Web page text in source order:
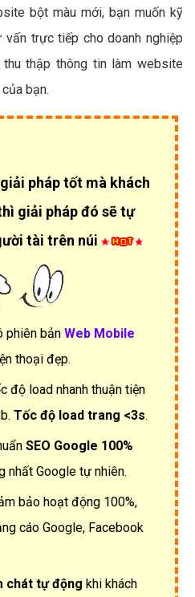
bột màu mới, bạn muốn kỹ
trực tiếp cho doanh nghiệp
thập thông tin làm website
bạn.
pháp tốt mà khách
giải pháp đó sẽ tự
tài trên núi
phiên bản Web Mobile
thoại đẹp.
độ load nhanh thuận tiện
Tốc độ load trang <3s.
SEO Google 100%
nhất Google tự nhiên.
bảo hoạt động 100%,
cáo Google, Facebook
chát tự động khi khách